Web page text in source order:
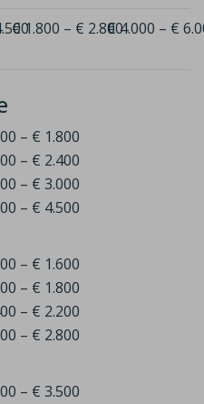
€ 1.800 – € 2.800€ 4.000 – €
– € 1.800
– € 2.400
– € 3.000
– € 4.500
– € 1.600
– € 1.800
– € 2.200
– € 2.800
– € 3.500